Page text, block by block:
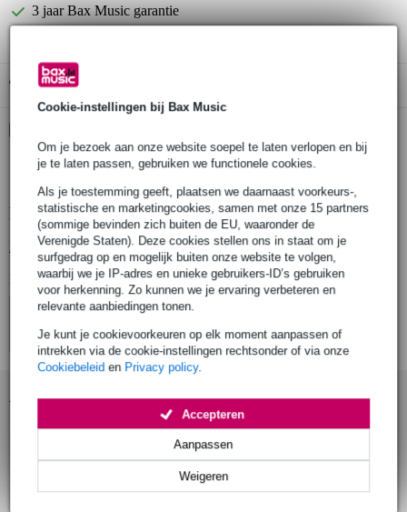
Cookie-instellingen bij Bax Music
Om je bezoek aan onze website soepel te laten verlopen en bij
je te laten passen, gebruiken we functionele cookies.
Als je toestemming geeft, plaatsen we daarnaast voorkeurs-,
statistische en marketingcookies, samen met onze 15 partners
(sommige bevinden zich buiten de EU, waaronder de
Verenigde Staten). Deze cookies stellen ons in staat om je
surfgedrag op en mogelijk buiten onze website te volgen,
waarbij we je IP-adres en unieke gebruikers-ID’s gebruiken
voor herkenning. Zo kunnen we je ervaring verbeteren en
relevante aanbiedingen tonen.
Je kunt je cookievoorkeuren op elk moment aanpassen of
intrekken via de cookie-instellingen rechtsonder of via onze
Cookiebeleid en Privacy policy.
Weigeren
Aanpassen
Accepteren
3 jaar Bax Music garantie
Gratis ophalen in de winkel
voordelen
€ 5,95 eenmalig
Productinformatie
Bekijk alle productspecificaties
Bekijk ook eens (4)
Accessoires (9)